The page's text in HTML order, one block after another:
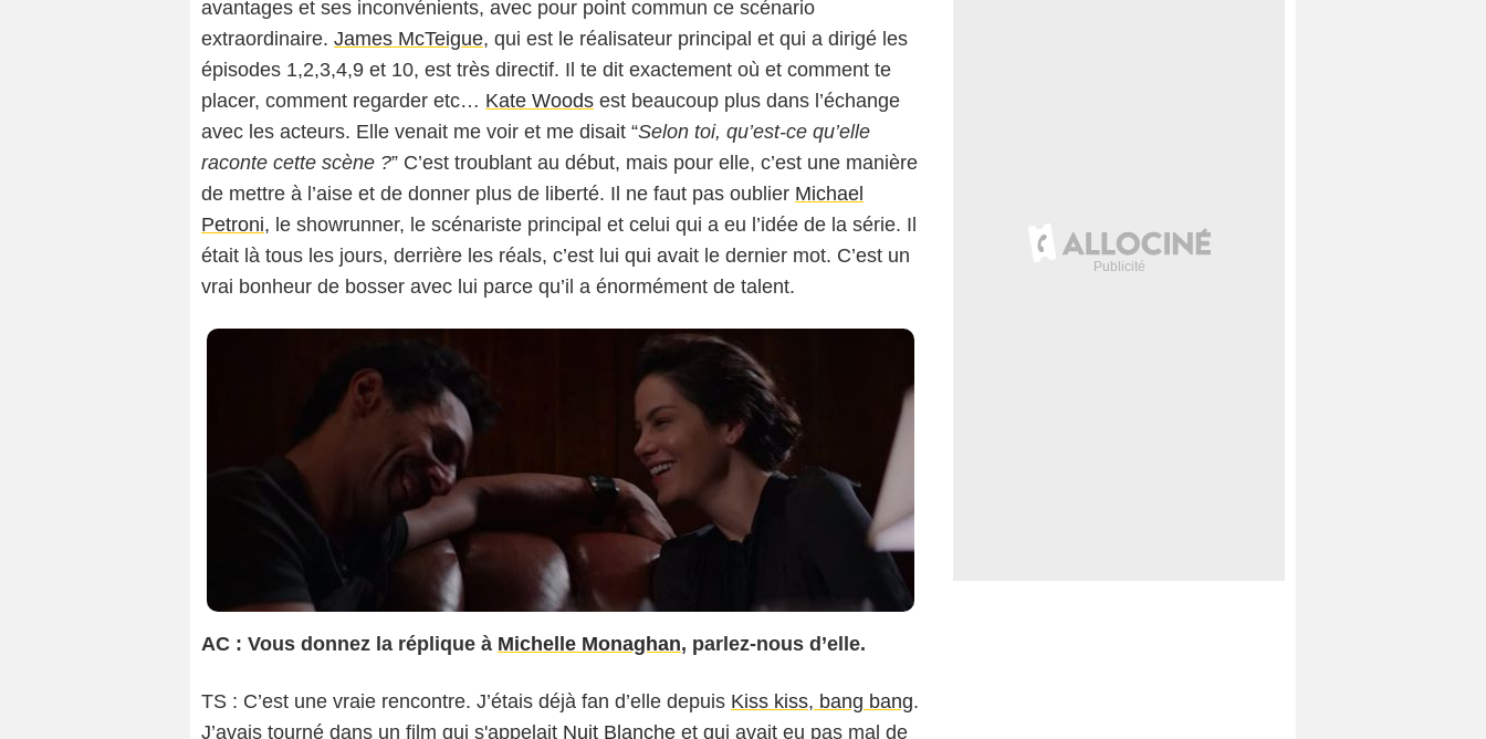
avantages et ses inconvénients, avec pour point commun ce scénario
extraordinaire. James McTeigue, qui est le réalisateur principal et qui a dirigé les
épisodes 1,2,3,4,9 et 10, est très directif. Il te dit exactement où et comment te
placer, comment regarder etc… Kate Woods est beaucoup plus dans l’échange
avec les acteurs. Elle venait me voir et me disait “Selon toi, qu’est-ce qu’elle
raconte cette scène ?” C’est troublant au début, mais pour elle, c’est une manière
de mettre à l’aise et de donner plus de liberté. Il ne faut pas oublier Michael
Petroni, le showrunner, le scénariste principal et celui qui a eu l’idée de la série. Il
était là tous les jours, derrière les réals, c’est lui qui avait le dernier mot. C’est un
vrai bonheur de bosser avec lui parce qu’il a énormément de talent.
AC : Vous donnez la réplique à Michelle Monaghan, parlez-nous d’elle.
TS : C’est une vraie rencontre. J’étais déjà fan d’elle depuis Kiss kiss, bang bang.
J’avais tourné dans un film qui s'appelait Nuit Blanche et qui avait eu pas mal de